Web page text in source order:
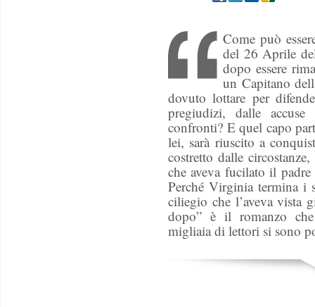
Come può
del 26 Aprile
dopo essere
un Capitano
dovuto lottare per
pregiudizi, dalle
confronti? E quel capo
lei, sarà riuscito a
costretto dalle
che aveva fucilato il
Perché Virginia termina
ciliegio che l’aveva vista
dopo” è il romanzo
migliaia di lettori si sono